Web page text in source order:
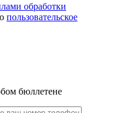
обработки
пользовательское
бюллетене